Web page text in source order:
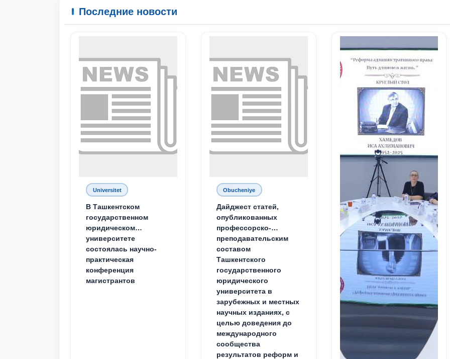
Последние новости
Universitet
В Ташкентском
государственном
юридическом
университете
состоялась научно-
практическая
конференция
магистрантов
Obucheniye
Дайджест статей,
опубликованных
профессорско-
преподавательским
составом
Ташкентского
государственного
юридического
университета в
зарубежных и местных
научных изданиях, с
целью доведения до
международного
сообщества
результатов реформ и